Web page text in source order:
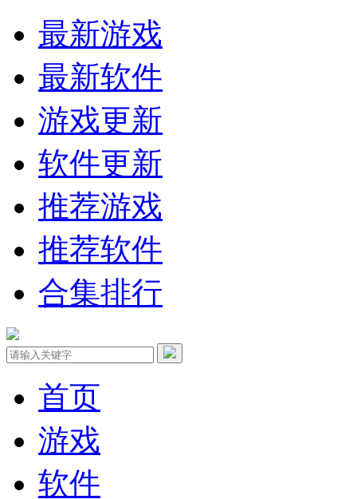
最新游戏
最新软件
游戏更新
软件更新
推荐游戏
推荐软件
合集排行
首页
游戏
软件